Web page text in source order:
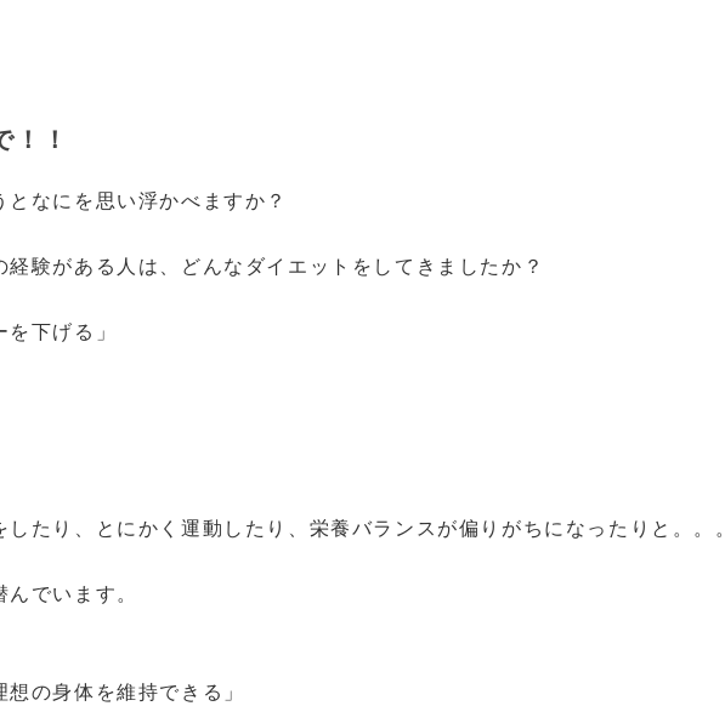
！！
なにを思い浮かべますか？
験がある人は、どんなダイエットをしてきましたか？
下げる」
たり、とにかく運動したり、栄養バランスが偏りがちになったりと。。。
でいます。
の身体を維持できる」